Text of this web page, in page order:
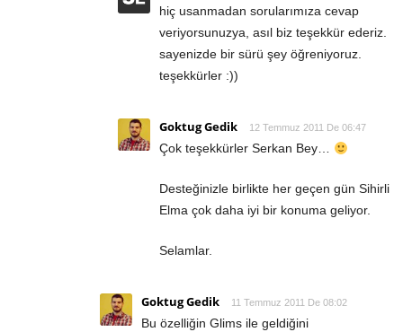
hiç usanmadan sorularımıza cevap
veriyorsunuzya, asıl biz teşekkür ederiz.
sayenizde bir sürü şey öğreniyoruz.
teşekkürler :))
Goktug Gedik 12 Temmuz 2011 De 06:47
Çok teşekkürler Serkan Bey…
Desteğinizle birlikte her geçen gün Sihirli
Elma çok daha iyi bir konuma geliyor.
Selamlar.
Goktug Gedik 11 Temmuz 2011 De 08:02
Bu özelliğin Glims ile geldiğini